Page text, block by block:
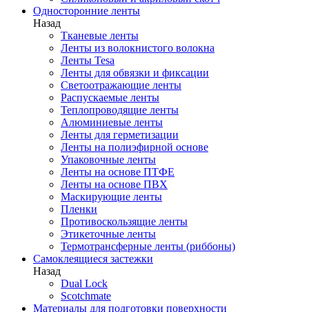
Односторонние ленты
Назад
Тканевые ленты
Ленты из волокнистого волокна
Ленты Tesa
Ленты для обвязки и фиксации
Светоотражающие ленты
Распускаемые ленты
Теплопроводящие ленты
Алюминиевые ленты
Ленты для герметизации
Ленты на полиэфирной основе
Упаковочные ленты
Ленты на основе ПТФЕ
Ленты на основе ПВХ
Маскирующие ленты
Пленки
Противоскользящие ленты
Этикеточные ленты
Термотрансферные ленты (риббоны)
Cамоклеящиеся застежки
Назад
Dual Lock
Scotchmate
Материалы для подготовки поверхности